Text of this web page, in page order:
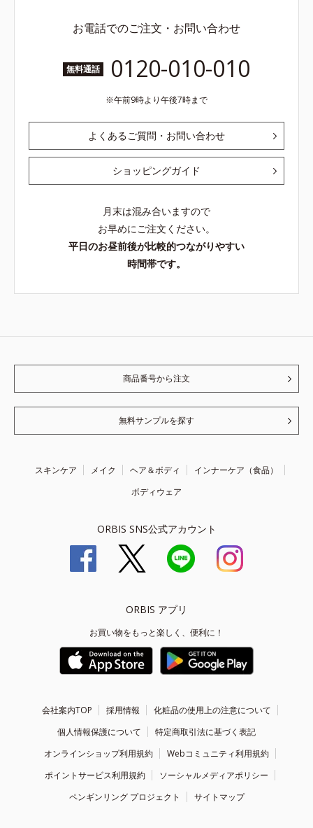
お電話でのご注文・お問い合わせ
無料通話 0120-010-010
午前9時より午後7時まで
よくあるご質問・お問い合わせ
ショッピングガイド
月末は混み合いますので
お早めにご注文ください。
平日のお昼前後が比較的つながりやすい
時間帯です。
商品番号から注文
無料サンプルを探す
スキンケア メイク ヘア＆ボディ
インナーケア（食品）
ボディウェア
ORBIS SNS公式アカウント
ORBIS アプリ
お買い物をもっと楽しく、便利に！
会社案内TOP 採用情報
化粧品の使用上の注意について
個人情報保護について
特定商取引法に基づく表記
オンラインショップ利用規約
Webコミュニティ利用規約
ポイントサービス利用規約
ソーシャルメディアポリシー
ペンギンリング プロジェクト
サイトマップ